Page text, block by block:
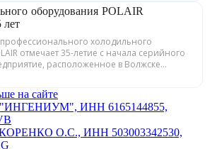
оборудования POLAIR
лет
профессионального холодильного
отмечает 35-летие с начала серийного
расположенное в Волжске
выпускает обору...